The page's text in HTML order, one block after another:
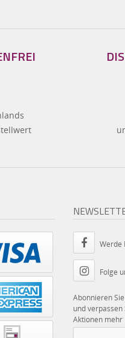
Werde
Folge
Abonnieren
und
Aktionen mehr